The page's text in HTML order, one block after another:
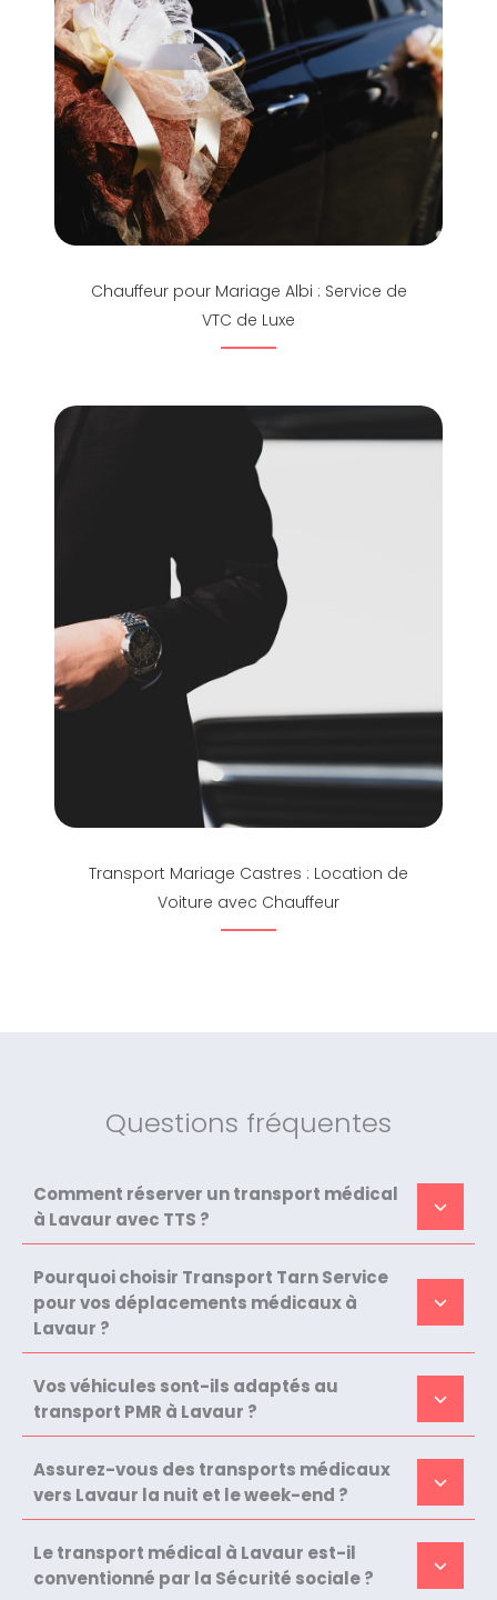
Chauffeur pour Mariage Albi : Service de
VTC de Luxe
Transport Mariage Castres : Location de
Voiture avec Chauffeur
Questions fréquentes
Comment réserver un transport médical
à Lavaur avec TTS ?
Pourquoi choisir Transport Tarn Service
pour vos déplacements médicaux à
Lavaur ?
Vos véhicules sont-ils adaptés au
transport PMR à Lavaur ?
Assurez-vous des transports médicaux
vers Lavaur la nuit et le week-end ?
Le transport médical à Lavaur est-il
conventionné par la Sécurité sociale ?